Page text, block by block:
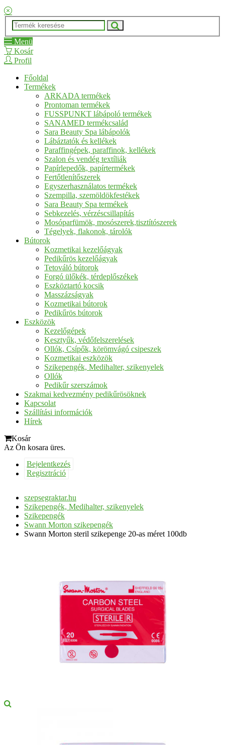
Menü
Kosár
Profil
Főoldal
Termékek
ARKADA termékek
Prontoman termékek
FUSSPUNKT lábápoló termékek
SANAMED termékcsalád
Sara Beauty Spa lábápolók
Lábáztatók és kellékek
Paraffingépek, paraffinok, kellékek
Szalon és vendég textíliák
Papírlepedők, papírtermékek
Fertőtlenítőszerek
Egyszerhasználatos termékek
Szempilla, szemöldökfestékek
Sara Beauty Spa termékek
Sebkezelés, vérzéscsillapítás
Mosóparfümök, mosószerek,tisztítószerek
Tégelyek, flakonok, tárolók
Bútorok
Kozmetikai kezelőágyak
Pedikűrös kezelőágyak
Tetováló bútorok
Forgó ülőkék, térdeplőszékek
Eszköztartó kocsik
Masszázságyak
Kozmetikai bútorok
Pedikűrös bútorok
Eszközök
Kezelőgépek
Kesztyűk, védőfelszerelések
Ollók, Csípők, körömvágó csipeszek
Kozmetikai eszközök
Szikepengék, Medihalter, szikenyelek
Ollók
Pedikűr szerszámok
Szakmai kedvezmény pedikűrösöknek
Kapcsolat
Szállítási információk
Hírek
Kosár
Az Ön kosara üres.
Bejelentkezés
Regisztráció
szepsegraktar.hu
Szikepengék, Medihalter, szikenyelek
Szikepengék
Swann Morton szikepengék
Swann Morton steril szikepenge 20-as méret 100db